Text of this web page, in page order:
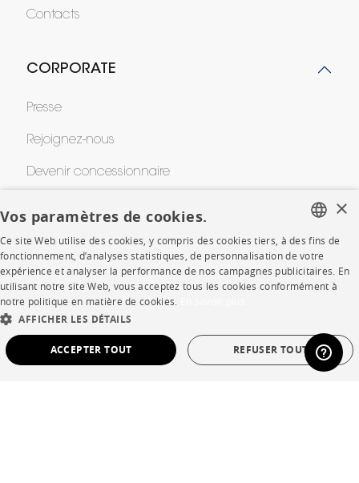
Contacts
CORPORATE
Presse
Rejoignez-nous
Devenir concessionnaire
SHOP
Points de vente
FRENCH
ENGLISH
SPANISH
×
Vos paramètres de cookies.
Ce site Web utilise des cookies, y compris des cookies tiers, à des fins de
fonctionnement, d’analyses statistiques, de personnalisation de votre
expérience et analyser la performance de nos campagnes publicitaires. En
utilisant notre site Web, vous acceptez tous les cookies conformément à
notre politique en matière de cookies.
AFFICHER LES DÉTAILS
ACCEPTER TOUT REFUSER TOUT